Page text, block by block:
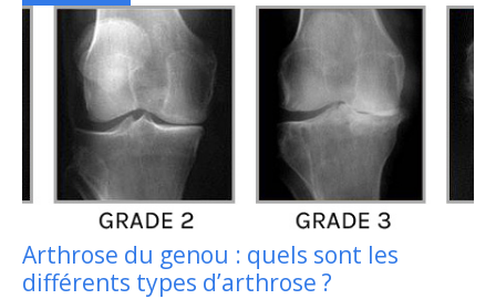
Arthrose du genou : quels sont les
différents types d’arthrose ?